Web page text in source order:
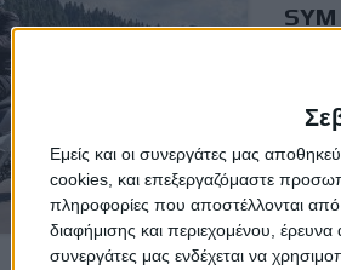
Εμείς και οι συνεργάτες μας
cookies, και επεξεργαζόμαστε
πληροφορίες που αποστέλλονται από
διαφήμισης και περιεχομένου,
συνεργάτες μας ενδέχεται να
Η